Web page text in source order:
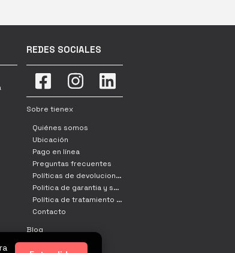
REDES SOCIALES
Sobre tienex
Quiénes somos
Ubicación
Pago en línea
Preguntas frecuentes
Políticas de devoluciones, cambio y retracto
Politica de garantia y servicio tecnico
Política de tratamiento de datos
Contacto
Blog